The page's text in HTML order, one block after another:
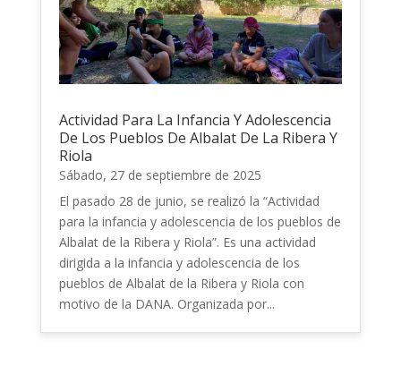
Actividad Para La Infancia Y Adolescencia
De Los Pueblos De Albalat De La Ribera Y
Riola
Sábado, 27 de septiembre de 2025
El pasado 28 de junio, se realizó la “Actividad
para la infancia y adolescencia de los pueblos de
Albalat de la Ribera y Riola”. Es una actividad
dirigida a la infancia y adolescencia de los
pueblos de Albalat de la Ribera y Riola con
motivo de la DANA. Organizada por...